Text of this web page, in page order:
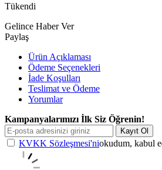
Tükendi
Gelince Haber Ver
Paylaş
Ürün Açıklaması
Ödeme Seçenekleri
İade Koşulları
Teslimat ve Ödeme
Yorumlar
Kampanyalarımızı İlk Siz Öğrenin!
Kayıt Ol
KVKK Sözleşmesi'niokudum, kabul